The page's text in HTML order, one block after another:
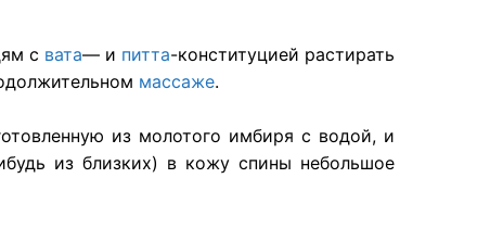
с вата— и питта-конституцией растирать
массаже.
из молотого имбиря с водой, и
из близких) в кожу спины небольшое